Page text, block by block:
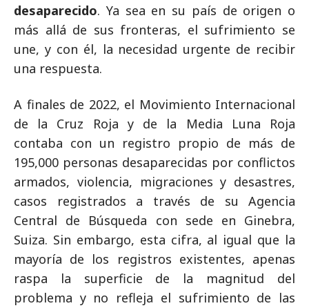
desaparecido. Ya sea en su país de origen o
más allá de sus fronteras, el sufrimiento se
une, y con él, la necesidad urgente de recibir
una respuesta.
A finales de 2022, el Movimiento Internacional
de la Cruz Roja y de la Media Luna Roja
contaba con un registro propio de más de
195,000 personas desaparecidas por conflictos
armados, violencia, migraciones y desastres,
casos registrados a través de su Agencia
Central de Búsqueda con sede en Ginebra,
Suiza. Sin embargo, esta cifra, al igual que la
mayoría de los registros existentes, apenas
raspa la superficie de la magnitud del
problema y no refleja el sufrimiento de las